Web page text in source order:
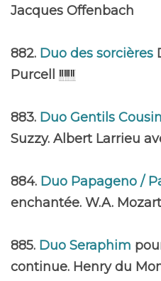
Jacques Offenbach
882. Duo des sorcières
Purcell
883. Duo Gentils
Suzzy. Albert Larrieu
884. Duo Papageno /
enchantée. W.A.
885. Duo Seraphim
continue. Henry du